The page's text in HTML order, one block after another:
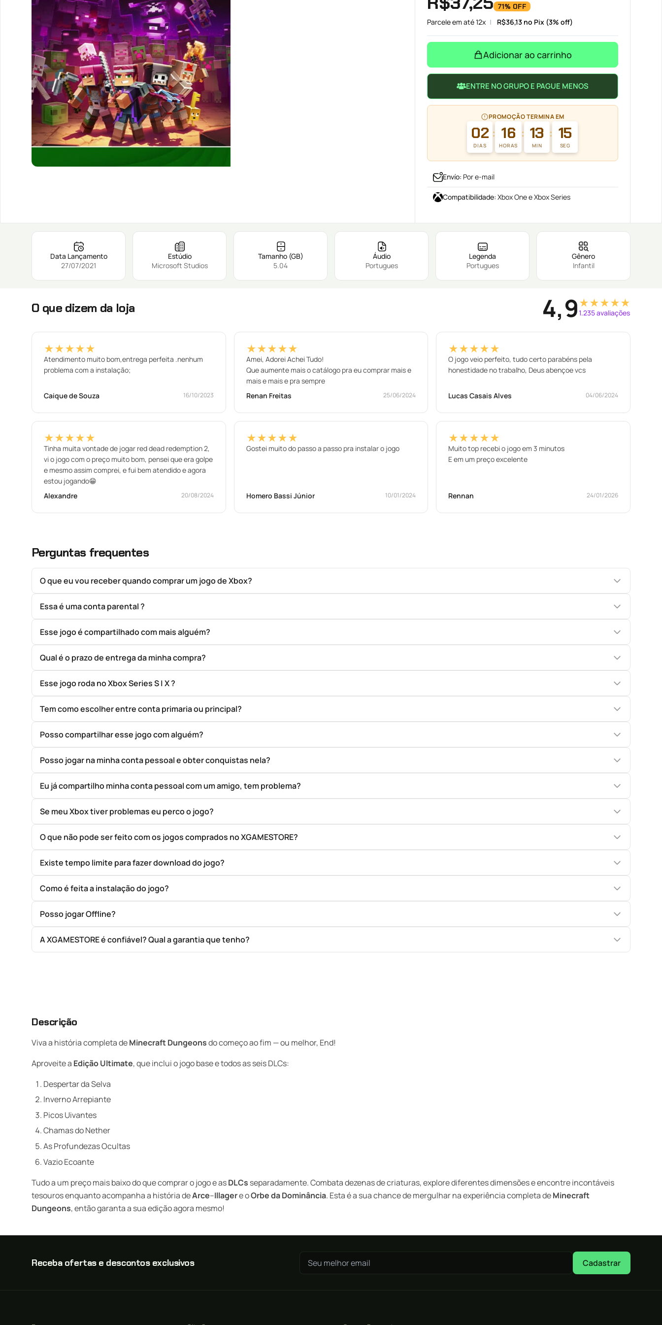
71% OFF
Parcele em até 12x R$36,13no Pix (3% off)
Adicionar ao carrinho
ENTRE NO GRUPO E PAGUE MENOS
PROMOÇÃO TERMINA EM
02
DIAS
: 16
HORAS
: 13
MIN
: 15
SEG
Envío: Por e-mail
Compatibilidade: Xbox One e Xbox Series
Data Lançamento
27/07/2021
Estúdio
Microsoft Studios
Tamanho (GB)
5.04
Áudio
Portugues
Legenda
Portugues
Gênero
Infantil
O que dizem da loja 4,9★★★★★
1.235 avaliações
★★★★★
Atendimento muito bom,entrega perfeita .nenhum
problema com a instalação;
Caique de Souza 16/10/2023
★★★★★
Amei, Adorei Achei Tudo!
Que aumente mais o catálogo pra eu comprar mais e
mais e mais e pra sempre
Renan Freitas
25/06/2024
★★★★★
O jogo veio perfeito, tudo certo parabéns pela
honestidade no trabalho, Deus abençoe vcs
Lucas Casais Alves 04/06/2024
★★★★★
Tinha muita vontade de jogar red dead redemption 2,
vi o jogo com o preço muito bom, pensei que era golpe
e mesmo assim comprei, e fui bem atendido e agora
estou jogando😁
Alexandre
20/08/2024
★★★★★
Gostei muito do passo a passo pra instalar o jogo
Homero Bassi Júnior 10/01/2024
★★★★★
Muito top recebi o jogo em 3 minutos
E em um preço excelente
Rennan 24/01/2026
Perguntas frequentes
O que eu vou receber quando comprar um jogo de Xbox?
Essa é uma conta parental ?
Esse jogo é compartilhado com mais alguém?
Qual é o prazo de entrega da minha compra?
Esse jogo roda no Xbox Series S | X ?
Tem como escolher entre conta primaria ou principal?
Posso compartilhar esse jogo com alguém?
Posso jogar na minha conta pessoal e obter conquistas nela?
Eu já compartilho minha conta pessoal com um amigo, tem problema?
Se meu Xbox tiver problemas eu perco o jogo?
O que não pode ser feito com os jogos comprados no XGAMESTORE?
Existe tempo limite para fazer download do jogo?
Como é feita a instalação do jogo?
Posso jogar Offline?
A XGAMESTORE é confiável? Qual a garantia que tenho?
Descrição
Viva a história completa deMinecraftDungeonsdo começo ao fim — ou melhor, End!
Aproveite a EdiçãoUltimate, que inclui o jogo base e todos as seis DLCs:
Despertar da Selva
Inverno Arrepiante
Picos Uivantes
Chamas do Nether
As Profundezas Ocultas
Vazio Ecoante
Tudo a um preço mais baixo do que comprar o jogo e asDLCs separadamente. Combata dezenas de criaturas, explore diferentes dimensões e encontre incontáveis
tesouros enquanto acompanha a história deArce–Illagere oOrbeda Dominância. Esta é a sua chance de mergulhar na experiência completa deMinecraft
Dungeons, então garanta a sua edição agora mesmo!
Receba ofertas e descontos exclusivos Cadastrar